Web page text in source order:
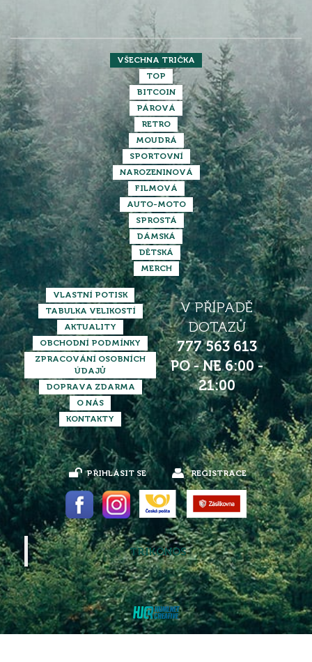
VŠECHNA TRIČKA
TOP
BITCOIN
PÁROVÁ
RETRO
MOUDRÁ
SPORTOVNÍ
NAROZENINOVÁ
FILMOVÁ
AUTO-MOTO
SPROSTÁ
DÁMSKÁ
DĚTSKÁ
MERCH
VLASTNÍ POTISK
TABULKA VELIKOSTÍ
AKTUALITY
OBCHODNÍ PODMÍNKY
ZPRACOVÁNÍ OSOBNÍCH
ÚDAJŮ
DOPRAVA ZDARMA
O NÁS
KONTAKTY
V PŘÍPADĚ
DOTAZŮ
777 563 613
PO - NE 6:00 -
21:00
PŘIHLÁSIT SE REGISTRACE
TRIKONOS